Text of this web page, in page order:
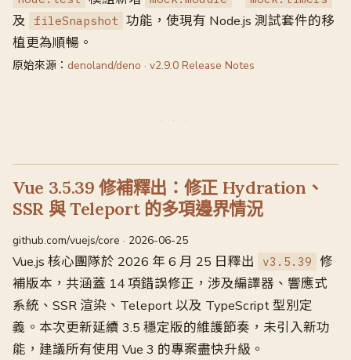
及 fileSnapshot 功能，使現有 Node.js 測試套件的移
植更為順暢。
原始來源： denoland/deno · v2.9.0 Release Notes
Vue 3.5.39 修補釋出：修正 Hydration、
SSR 與 Teleport 的多項邊界情況
github.com/vuejs/core · 2026-06-25
Vue.js 核心團隊於 2026 年 6 月 25 日釋出 v3.5.39 修
補版本，共涵蓋 14 項錯誤修正，涉及編譯器、響應式
系統、SSR 渲染、Teleport 以及 TypeScript 型別定
義。本次更新延續 3.5 穩定版的維護節奏，未引入新功
能，建議所有使用 Vue 3 的專案盡快升級。